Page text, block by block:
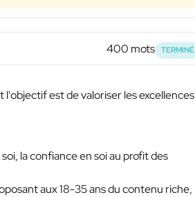
400 mots TERMINÉ
est de valoriser les excellences
la confiance en soi au profit des
aux 18-35 ans du contenu riche,